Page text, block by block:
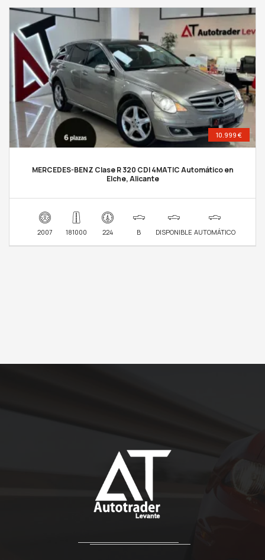
10.999 €
MERCEDES-BENZ Clase R 320 CDI 4MATIC Automático en
Elche, Alicante
2007 181000 224 B DISPONIBLE AUTOMÁTICO